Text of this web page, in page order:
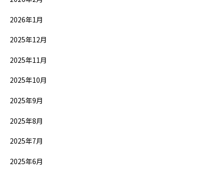
2026年1月
2025年12月
2025年11月
2025年10月
2025年9月
2025年8月
2025年7月
2025年6月